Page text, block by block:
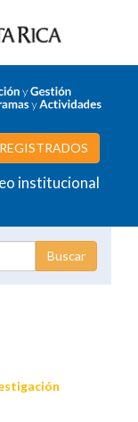
institucional